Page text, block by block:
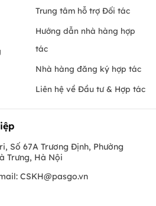
Trung tâm hỗ trợ Đối tác
Hướng dẫn nhà hàng hợp
tác
Nhà hàng đăng ký hợp tác
Liên hệ về Đầu tư & Hợp tác
Số 67A Trương Định, Phường
Trưng, Hà Nội
CSKH@pasgo.vn